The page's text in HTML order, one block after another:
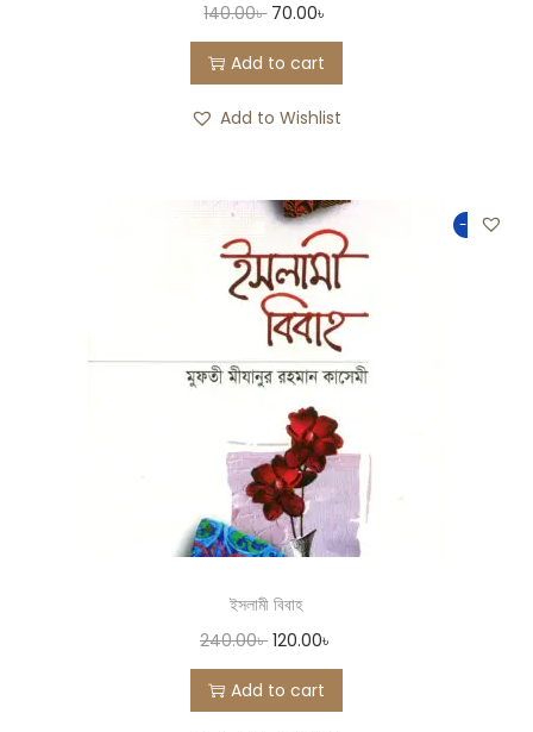
140.00৳ 70.00৳
Add to cart
Add to Wishlist
-50%
ইসলামী বিবাহ
240.00৳ 120.00৳
Add to cart